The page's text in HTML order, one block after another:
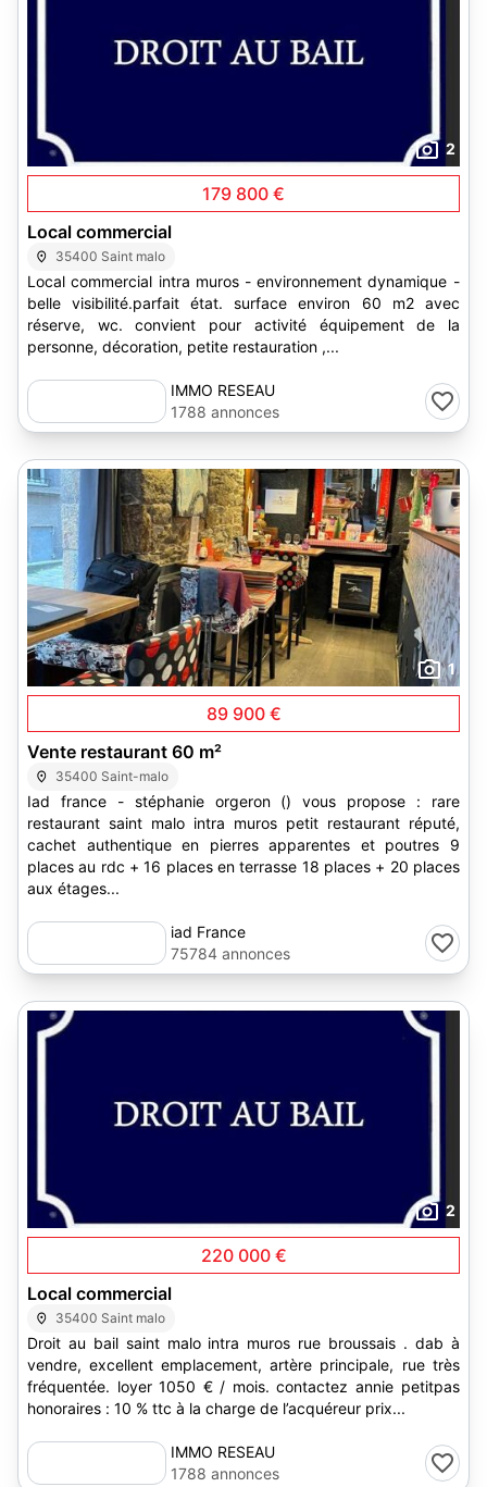
2
179 800 €
Local commercial
35400 Saint malo
Local commercial intra muros - environnement dynamique -
belle visibilité.parfait état. surface environ 60 m2 avec
réserve, wc. convient pour activité équipement de la
personne, décoration, petite restauration ,...
IMMO RESEAU
1788 annonces
1
89 900 €
Vente restaurant 60 m²
35400 Saint-malo
Iad france - stéphanie orgeron () vous propose : rare
restaurant saint malo intra muros petit restaurant réputé,
cachet authentique en pierres apparentes et poutres 9
places au rdc + 16 places en terrasse 18 places + 20 places
aux étages...
iad France
75784 annonces
2
220 000 €
Local commercial
35400 Saint malo
Droit au bail saint malo intra muros rue broussais . dab à
vendre, excellent emplacement, artère principale, rue très
fréquentée. loyer 1050 € / mois. contactez annie petitpas
honoraires : 10 % ttc à la charge de l’acquéreur prix...
IMMO RESEAU
1788 annonces